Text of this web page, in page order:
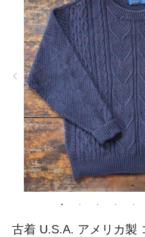
古着 U.S.A. アメリカ製